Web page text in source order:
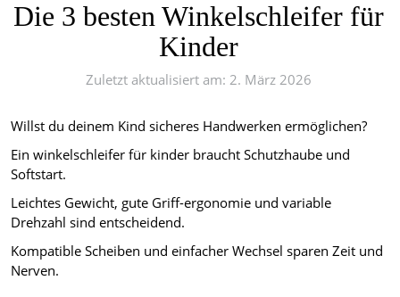
Die 3 besten Winkelschleifer für
Kinder
Zuletzt aktualisiert am: 2. März 2026
Willst du deinem Kind sicheres Handwerken ermöglichen?
Ein winkelschleifer für kinder braucht Schutzhaube und
Softstart.
Leichtes Gewicht, gute Griff-ergonomie und variable
Drehzahl sind entscheidend.
Kompatible Scheiben und einfacher Wechsel sparen Zeit und
Nerven.